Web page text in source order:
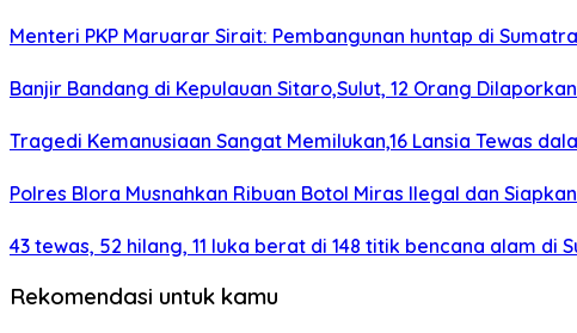
Menteri PKP Maruarar Sirait: Pembangunan huntap di
Banjir Bandang di Kepulauan Sitaro,Sulut, 12 Orang
Tragedi Kemanusiaan Sangat Memilukan,16 Lansia Tewas
Polres Blora Musnahkan Ribuan Botol Miras Ilegal dan
43 tewas, 52 hilang, 11 luka berat di 148 titik bencana alam di
Rekomendasi untuk kamu